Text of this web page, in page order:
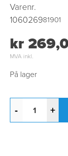
Varenr.
106026981901
kr
MVA inkl.
På lager
- +